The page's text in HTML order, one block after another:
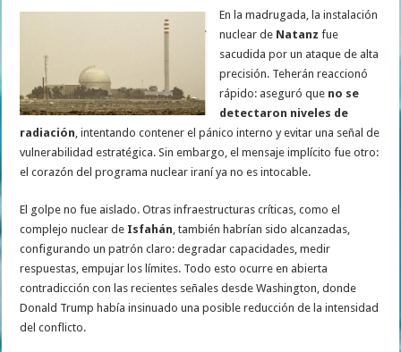
En la madrugada, la instalación
nuclear de Natanz fue
sacudida por un ataque de alta
precisión. Teherán reaccionó
rápido: aseguró que no se
detectaron niveles de
radiación, intentando contener el pánico interno y evitar una señal de
vulnerabilidad estratégica. Sin embargo, el mensaje implícito fue otro:
el corazón del programa nuclear iraní ya no es intocable.
El golpe no fue aislado. Otras infraestructuras críticas, como el
complejo nuclear de Isfahán, también habrían sido alcanzadas,
configurando un patrón claro: degradar capacidades, medir
respuestas, empujar los límites. Todo esto ocurre en abierta
contradicción con las recientes señales desde Washington, donde
Donald Trump había insinuado una posible reducción de la intensidad
del conflicto.